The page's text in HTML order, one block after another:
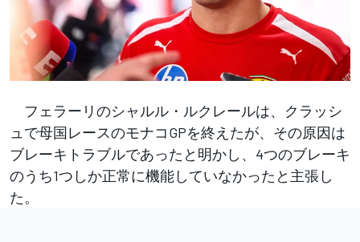
フェラーリのシャルル・ルクレールは、クラッシ
ュで母国レースのモナコGPを終えたが、その原因は
ブレーキトラブルであったと明かし、4つのブレーキ
のうち1つしか正常に機能していなかったと主張し
た。